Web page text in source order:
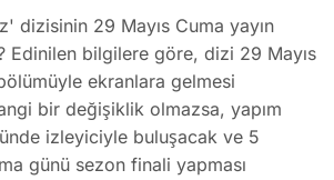
dizisinin 29 Mayıs Cuma yayın
Edinilen bilgilere göre, dizi 29 Mayıs
ekranlara gelmesi
bir değişiklik olmazsa, yapım
izleyiciyle buluşacak ve 5
günü sezon finali yapması